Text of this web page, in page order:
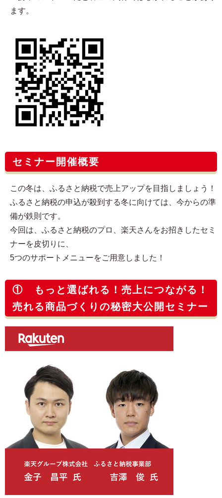
ます。
セミナー開催概要
この冬は、ふるさと納税で売上アップを目指しましょう！
ふるさと納税の申込が殺到する冬に向けては、今からの準
備が鉄則です。
今回は、ふるさと納税のプロ、楽天さんをお招きしたセミ
ナーを皮切りに、
5つのサポートメニューをご用意しました！
① もっと選ばれる！売上につながる！
売れる商品づくりの秘密大公開セミナー